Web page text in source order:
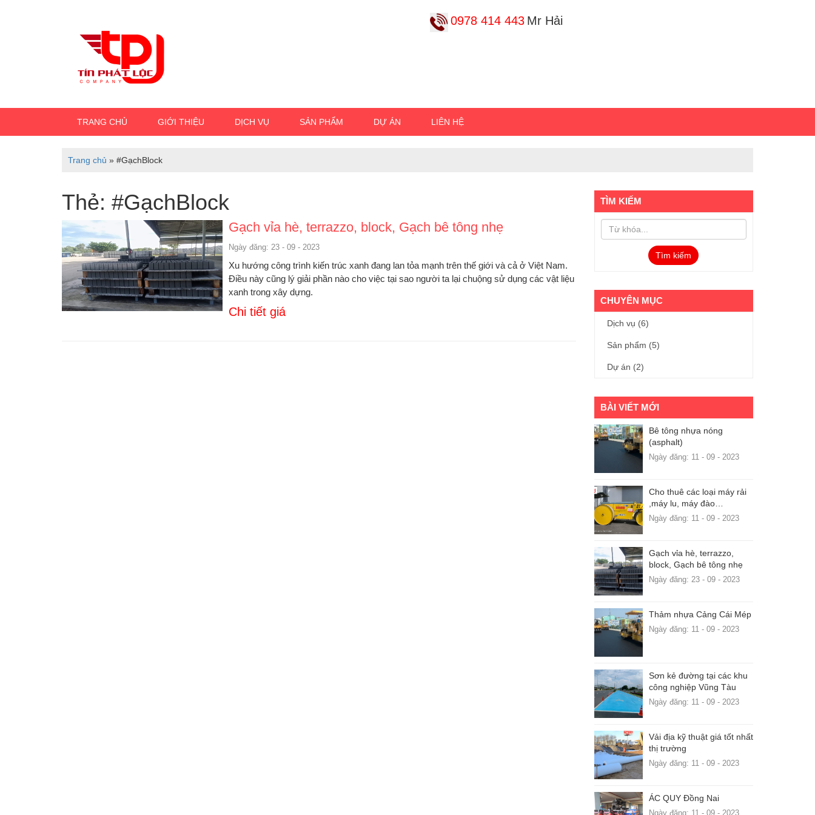
0978 414 443 Mr Hải
TRANG CHỦ GIỚI THIỆU DỊCH VỤ SẢN PHẨM DỰ ÁN LIÊN HỆ
Trang chủ » #GạchBlock
Thẻ: #GạchBlock
Gạch vỉa hè, terrazzo, block, Gạch bê tông nhẹ
Ngày đăng: 23 - 09 - 2023
Xu hướng công trình kiến trúc xanh đang lan tỏa mạnh trên thế giới và cả ở Việt Nam.
Điều này cũng lý giải phần nào cho việc tại sao người ta lại chuộng sử dụng các vật liệu
xanh trong xây dựng.
Chi tiết giá
TÌM KIẾM
Tìm kiếm
CHUYÊN MỤC
Dịch vụ (6)
Sản phẩm (5)
Dự án (2)
BÀI VIẾT MỚI
Bê tông nhựa nóng
(asphalt)
Ngày đăng: 11 - 09 - 2023
Cho thuê các loại máy rải
,máy lu, máy đào…
Ngày đăng: 11 - 09 - 2023
Gạch vỉa hè, terrazzo,
block, Gạch bê tông nhẹ
Ngày đăng: 23 - 09 - 2023
Thảm nhựa Cảng Cái Mép
Ngày đăng: 11 - 09 - 2023
Sơn kẻ đường tại các khu
công nghiệp Vũng Tàu
Ngày đăng: 11 - 09 - 2023
Vải địa kỹ thuật giá tốt nhất
thị trường
Ngày đăng: 11 - 09 - 2023
ÁC QUY Đồng Nai
Ngày đăng: 11 - 09 - 2023